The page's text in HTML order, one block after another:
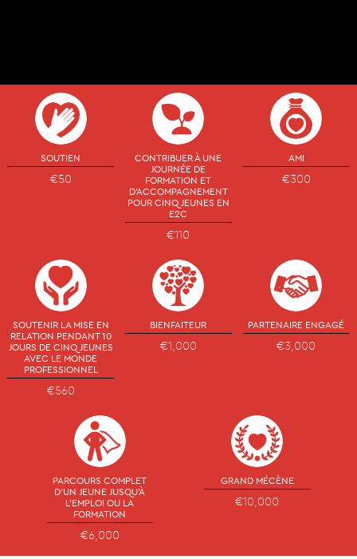
SOUTIEN
€50
CONTRIBUER À UNE
JOURNÉE DE
FORMATION ET
D'ACCOMPAGNEMENT
POUR CINQ JEUNES EN
E2C
€110
AMI
€300
SOUTENIR LA MISE EN
RELATION PENDANT 10
JOURS DE CINQ JEUNES
AVEC LE MONDE
PROFESSIONNEL
€560
BIENFAITEUR
€1,000
PARTENAIRE ENGAGÉ
€3,000
PARCOURS COMPLET
D'UN JEUNE JUSQU'À
L'EMPLOI OU LA
FORMATION
€6,000
GRAND MÉCÈNE
€10,000